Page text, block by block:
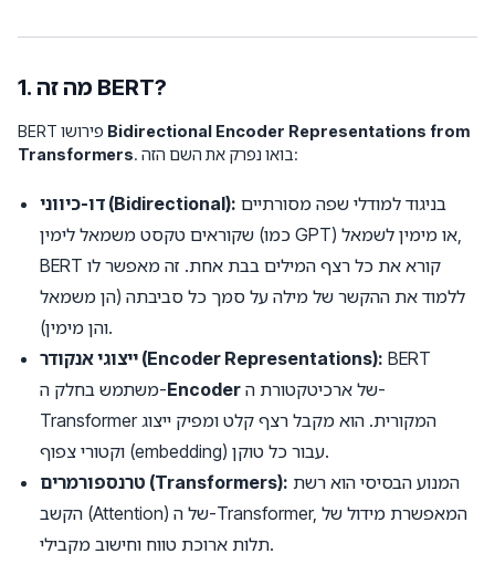
1. מה זה BERT?
Bidirectional Encoder Representations from
Transformers
. בואו נפרק את השם הזה:
דו-כיווני (Bidirectional):
שקוראים טקסט משמאל לימין (כמו GPT) או מימין לשמאל,
BERT קורא את כל רצף המילים בבת אחת. זה מאפשר לו
ללמוד את ההקשר של מילה על סמך כל סביבתה (הן משמאל
והן מימין).
ייצוגי אנקודר (Encoder Representations): BERT
משתמש בחלק ה-Encoder
Transformer המקורית. הוא מקבל רצף קלט ומפיק ייצוג
וקטורי צפוף (embedding) עבור כל טוקן.
טרנספורמרים (Transformers):
הקשב (Attention) של ה-Transformer, המאפשרת מידול של
תלות ארוכת טווח וחישוב מקבילי.